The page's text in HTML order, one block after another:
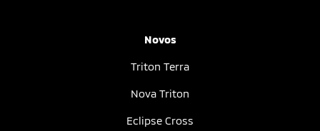
Novos
Triton Terra
Nova Triton
Eclipse Cross